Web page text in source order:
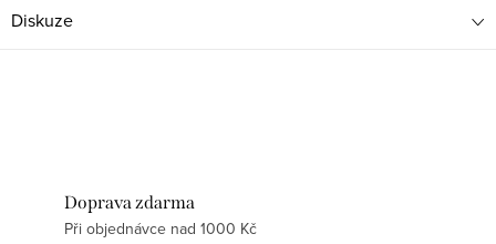
Diskuze
Doprava zdarma
Při objednávce nad 1000 Kč